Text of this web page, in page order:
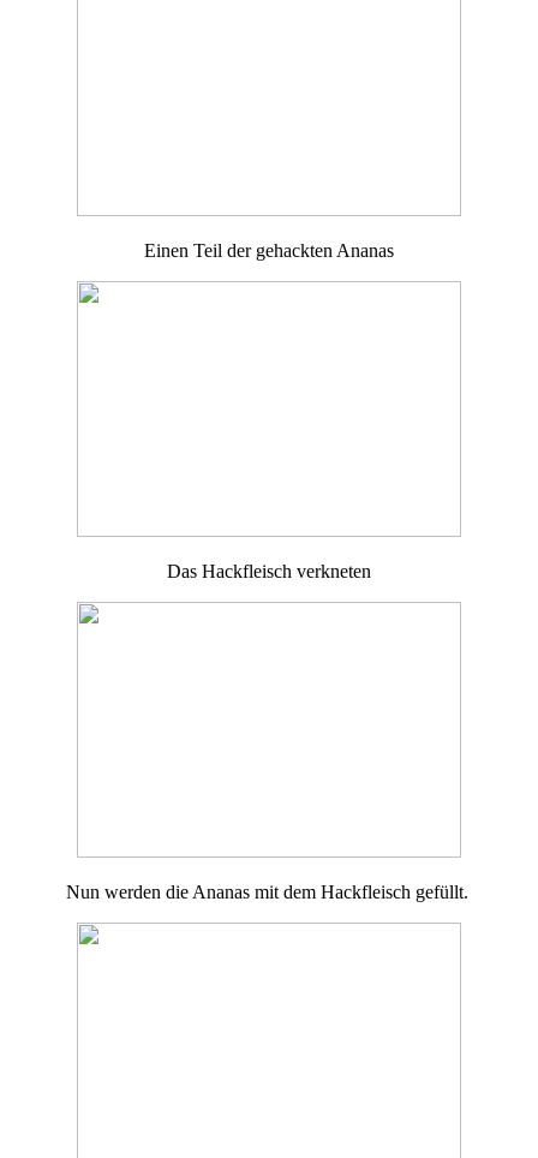
Einen Teil der gehackten Ananas
Das Hackfleisch verkneten
Nun werden die Ananas mit dem Hackfleisch gefüllt.